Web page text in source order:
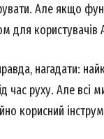
Але якщо
для користувачів
нагадати:
час руху. Але
корисний